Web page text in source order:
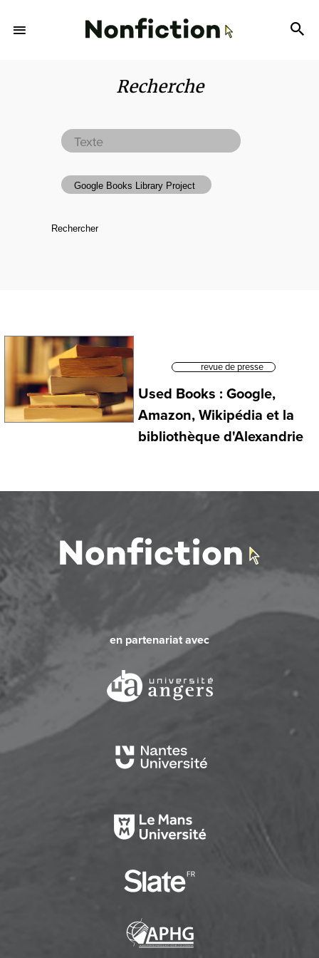
Recherche
revue de presse
Used Books : Google,
Amazon, Wikipédia et la
bibliothèque d'Alexandrie
en partenariat avec